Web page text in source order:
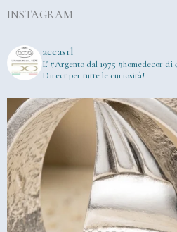
INSTAGRAM
accasrl
L' #Argento dal 1975 #homedecor di
Direct per tutte le curiosità!